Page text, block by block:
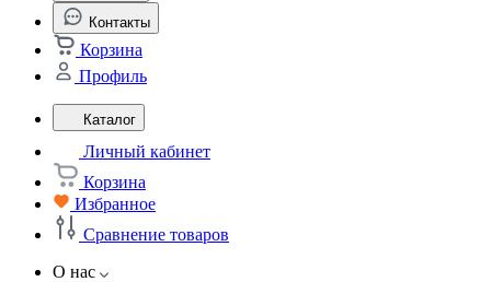
Контакты
Корзина
Профиль
Каталог
Личный кабинет
Корзина
Избранное
Сравнение товаров
О нас